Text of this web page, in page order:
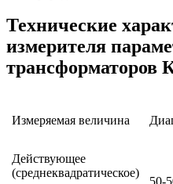
Технические
измерителя
трансформаторов
Измеряемая величина
Действующее
(среднеквадратическое)